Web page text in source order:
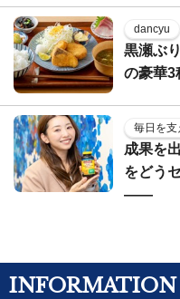
dancyu
黒瀬ぶ
の豪華3
毎日を支
成果を
をどう
——
INFORMATION